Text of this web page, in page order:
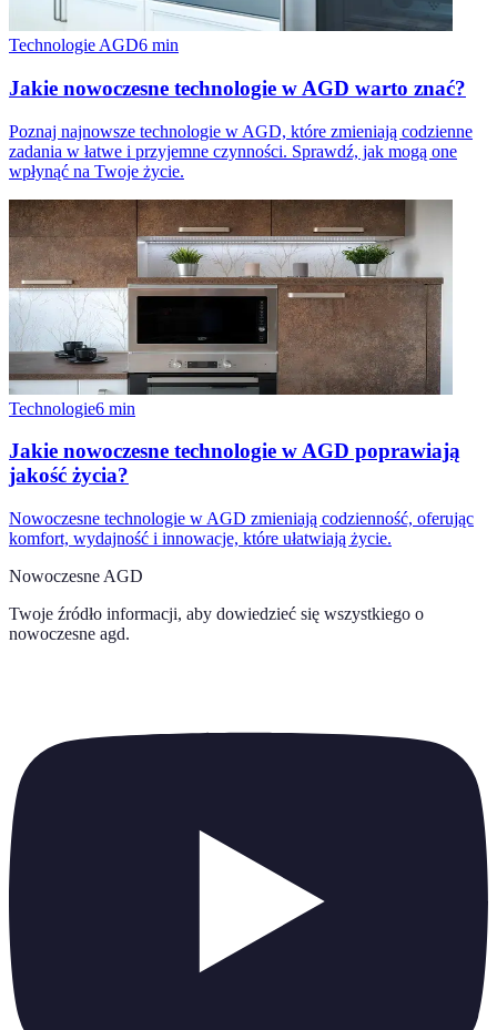
Technologie AGD6 min
Jakie nowoczesne technologie w AGD warto znać?
Poznaj najnowsze technologie w AGD, które zmieniają codzienne
zadania w łatwe i przyjemne czynności. Sprawdź, jak mogą one
wpłynąć na Twoje życie.
Technologie6 min
Jakie nowoczesne technologie w AGD poprawiają
jakość życia?
Nowoczesne technologie w AGD zmieniają codzienność, oferując
komfort, wydajność i innowacje, które ułatwiają życie.
Nowoczesne AGD
Twoje źródło informacji, aby dowiedzieć się wszystkiego o
nowoczesne agd.